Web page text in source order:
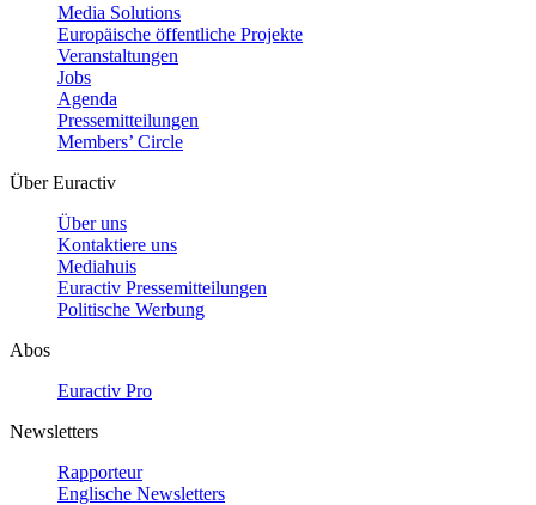
Media Solutions
Europäische öffentliche Projekte
Veranstaltungen
Jobs
Agenda
Pressemitteilungen
Members’ Circle
Über Euractiv
Über uns
Kontaktiere uns
Mediahuis
Euractiv Pressemitteilungen
Politische Werbung
Abos
Euractiv Pro
Newsletters
Rapporteur
Englische Newsletters